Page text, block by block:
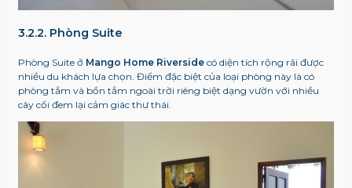
3.2.2. Phòng Suite
Phòng Suite ở Mango Home Riversidecó diện tích rộng rãi được
nhiều du khách lựa chọn. Điểm đặc biệt của loại phòng này là có
phòng tắm và bồn tắm ngoài trời riêng biệt dạng vườn với nhiều
cây cối đem lại cảm giác thư thái.